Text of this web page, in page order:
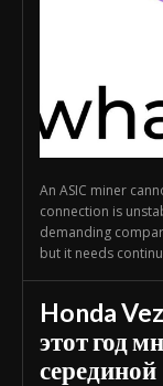
An ASIC miner
connection is
demanding
but it needs
Honda
этот год
серединой